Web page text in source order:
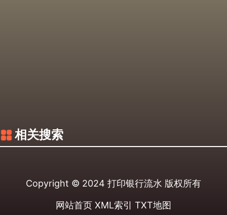
相关搜索
Copyright © 2024 打印银行流水 版权所有
网站首页 XML索引 TXT地图